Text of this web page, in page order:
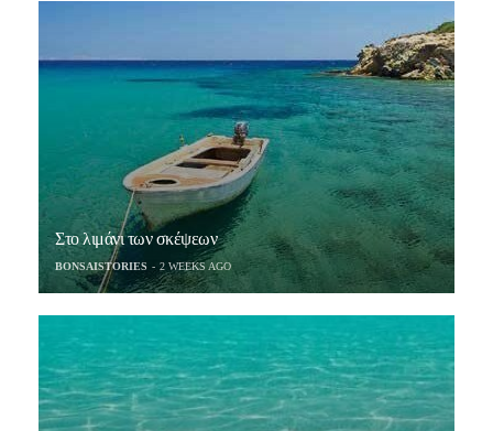
Στο λιμάνι των σκέψεων
BONSAISTORIES 2 WEEKS AGO